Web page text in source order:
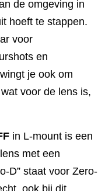
de omgeving in
hoeft te stappen.
voor
en
je ook om
voor de lens is,
in L-mount is een
met een
D” staat voor Zero-
ook bij dit